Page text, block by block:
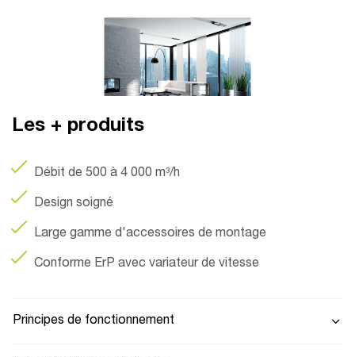
Les + produits
Débit de 500 à 4 000 m³/h
Design soigné
Large gamme d'accessoires de montage
Conforme ErP avec variateur de vitesse
Principes de fonctionnement